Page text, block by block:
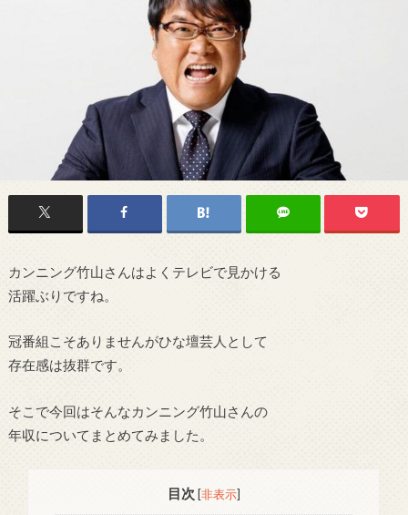
カンニング竹山さんはよくテレビで見かける
活躍ぶりですね。
冠番組こそありませんがひな壇芸人として
存在感は抜群です。
そこで今回はそんなカンニング竹山さんの
年収についてまとめてみました。
目次 [非表示]